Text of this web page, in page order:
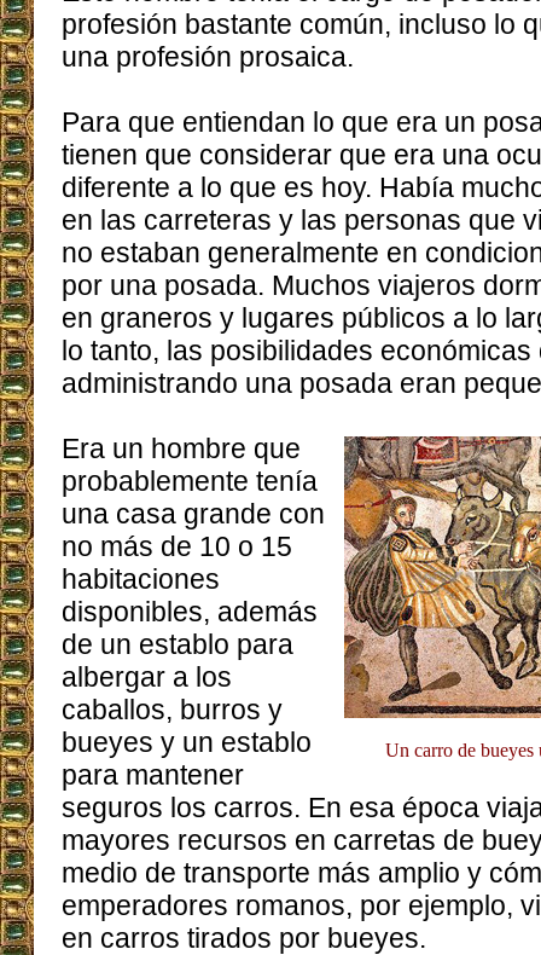
profesión bastante común, incluso lo
una profesión prosaica.
Para que entiendan lo que era un
tienen que considerar que era una
diferente a lo que es hoy. Había
en las carreteras y las personas que
no estaban generalmente en
por una posada. Muchos viajeros
en graneros y lugares públicos a lo
lo tanto, las posibilidades
administrando una posada eran
Un carro de bueyes
Era un hombre que
probablemente tenía
una casa grande con
no más de 10 o 15
habitaciones
disponibles, además
de un establo para
albergar a los
caballos, burros y
bueyes y un establo
para mantener
seguros los carros. En esa época
mayores recursos en carretas de
medio de transporte más amplio y
emperadores romanos, por ejemplo,
en carros tirados por bueyes.